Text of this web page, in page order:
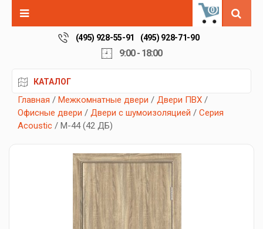
0
(495) 928-55-91 (495) 928-71-90
9:00 - 18:00
КАТАЛОГ
Главная / Межкомнатные двери / Двери ПВХ /
Офисные двери / Двери с шумоизоляцией / Серия
Acoustic / М-44 (42 ДБ)